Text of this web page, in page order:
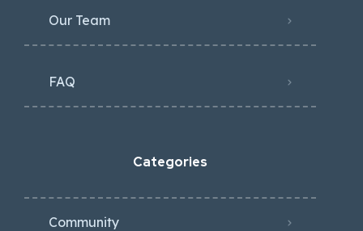
Our Team
FAQ
Categories
Community